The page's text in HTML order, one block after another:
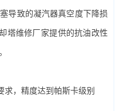
导致的凝汽器真空度下降损
塔维修厂家‌提供的抗油改性
求，精度达到帕斯卡级别